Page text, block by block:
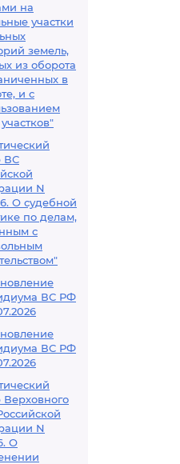
на
участки
земель,
из оборота
в
и с
ВС
N
О судебной
по делам,
с
ВС РФ
ВС РФ
Верховного
N
О